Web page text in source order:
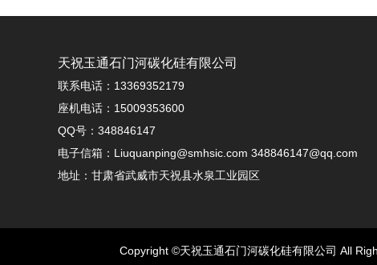
天祝玉通石门河碳化硅有限公司
联系电话：13369352179
座机电话：15009353600
QQ号：348846147
电子信箱：Liuquanping@smhsic.com 348846147@qq.com
地址：甘肃省武威市天祝县水泉工业园区
Copyright ©天祝玉通石门河碳化硅有限公司 All